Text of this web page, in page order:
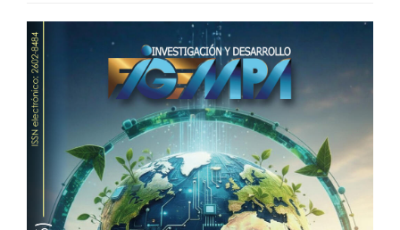
Barra
lateral
del
artículo